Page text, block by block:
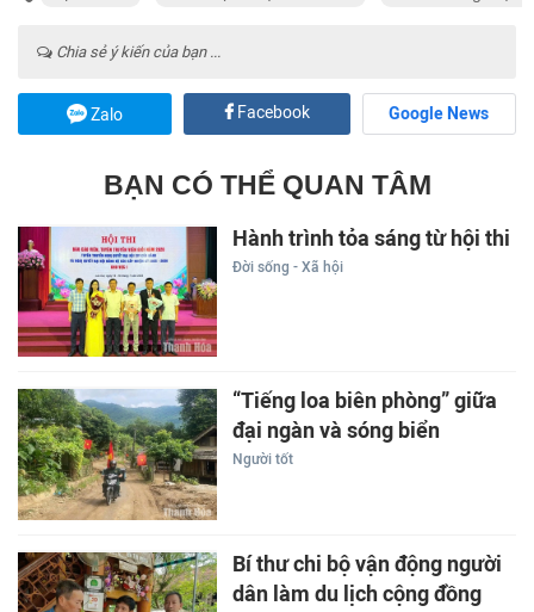
Chia sẻ ý kiến của bạn ...
Zalo Facebook Google News
BẠN CÓ THỂ QUAN TÂM
Hành trình tỏa sáng từ hội thi
Đời sống - Xã hội
“Tiếng loa biên phòng” giữa
đại ngàn và sóng biển
Người tốt
Bí thư chi bộ vận động người
dân làm du lịch cộng đồng